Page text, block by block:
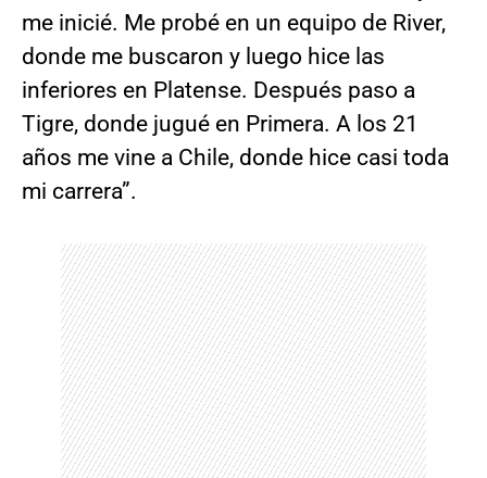
me inicié. Me probé en un equipo de River,
donde me buscaron y luego hice las
inferiores en Platense. Después paso a
Tigre, donde jugué en Primera. A los 21
años me vine a Chile, donde hice casi toda
mi carrera”.